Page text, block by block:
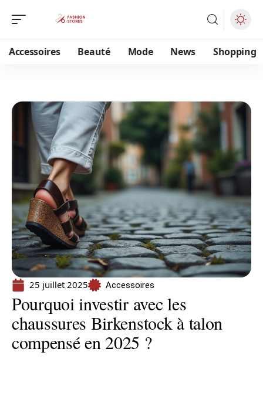
Accessoires Beauté Mode News Shopping
25 juillet 2025 Accessoires
Pourquoi investir avec les
chaussures Birkenstock à talon
compensé en 2025 ?